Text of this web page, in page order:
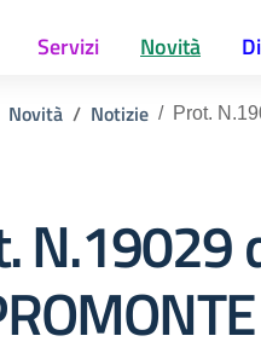
Servizi Novità
Novità Notizie Prot.
N.19029